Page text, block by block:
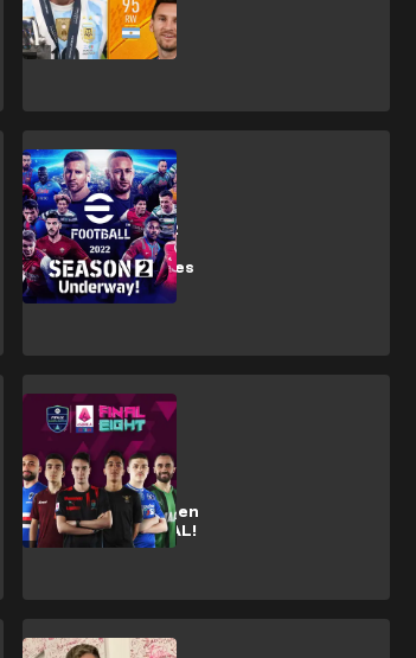
FIFA 23 en
Argentina?
Gaming
eFootball™ 2022
temporada 2:
Todo lo que debes
saber
Gaming
eSerie A TIM
2022: ¡Los
cuartos de final en
directo por GOAL!
WTF